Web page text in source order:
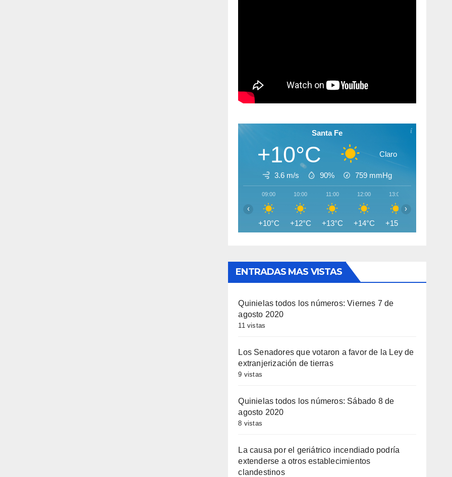
Santa Fe
+10°C Claro
3.6 m/s 90% 759 mmHg
09:00
+10°C
10:00
+12°C
11:00
+13°C
12:00
+14°C
13:00
+15°C
‹ ›
ENTRADAS MAS VISTAS
Quinielas todos los números: Viernes 7 de
agosto 2020
11 vistas
Los Senadores que votaron a favor de la Ley de
extranjerización de tierras
9 vistas
Quinielas todos los números: Sábado 8 de
agosto 2020
8 vistas
La causa por el geriátrico incendiado podría
extenderse a otros establecimientos
clandestinos